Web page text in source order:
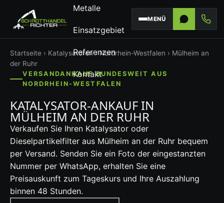
Metalle
Einsatzgebiet
Referenzen
Kontakt
MENÜ
Startseite › Katalysatoren›Nordrhein-Westfalen › Mülheim an
der Ruhr
VERSANDANKAUF BUNDESWEIT AUS
NORDRHEIN-WESTFALEN
KATALYSATOR-ANKAUF IN
MÜLHEIM AN DER RUHR
Verkaufen Sie Ihren Katalysator oder
Dieselpartikelfilter aus Mülheim an der Ruhr bequem
per Versand. Senden Sie ein Foto der eingestanzten
Nummer per WhatsApp, erhalten Sie eine
Preisauskunft zum Tageskurs und Ihre Auszahlung
binnen 48 Stunden.